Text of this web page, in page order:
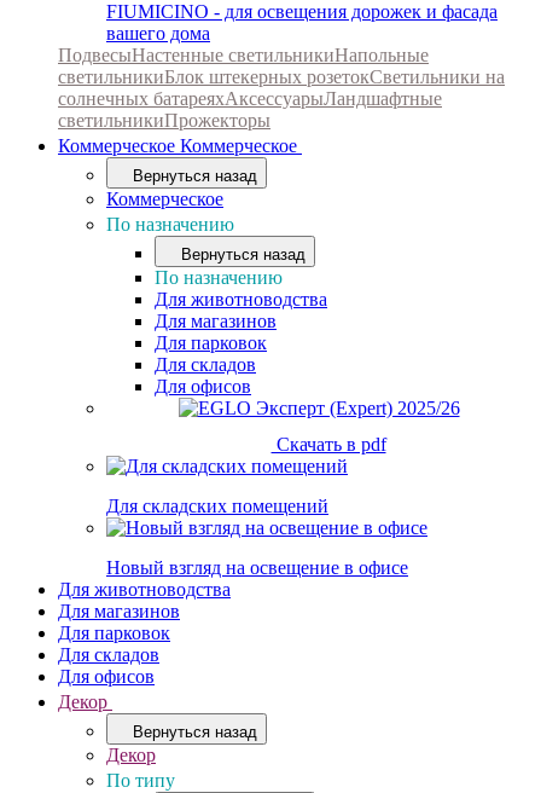
FIUMICINO - для освещения дорожек и фасада
вашего дома
ПодвесыНастенные светильникиНапольные
светильникиБлок штекерных розетокСветильники на
солнечных батареяхАксессуарыЛандшафтные
светильникиПрожекторы
Коммерческое Коммерческое
Вернуться назад
Коммерческое
По назначению
Вернуться назад
По назначению
Для животноводства
Для магазинов
Для парковок
Для складов
Для офисов
Скачать в pdf
Для складских помещений
Новый взгляд на освещение в офисе
Для животноводства
Для магазинов
Для парковок
Для складов
Для офисов
Декор
Вернуться назад
Декор
По типу